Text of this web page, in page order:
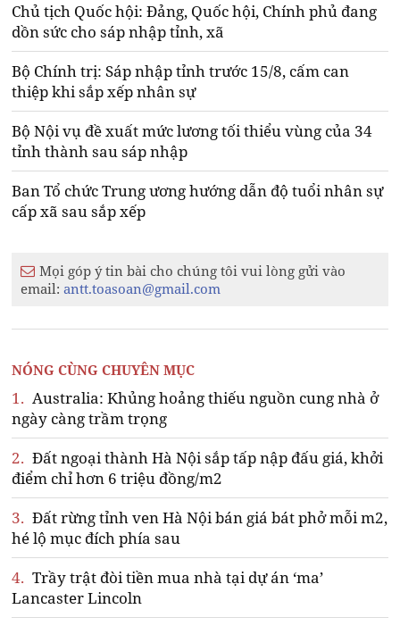
Chủ tịch Quốc hội: Đảng, Quốc hội, Chính phủ đang
dồn sức cho sáp nhập tỉnh, xã
Bộ Chính trị: Sáp nhập tỉnh trước 15/8, cấm can
thiệp khi sắp xếp nhân sự
Bộ Nội vụ đề xuất mức lương tối thiểu vùng của 34
tỉnh thành sau sáp nhập
Ban Tổ chức Trung ương hướng dẫn độ tuổi nhân sự
cấp xã sau sắp xếp
Mọi góp ý tin bài cho chúng tôi vui lòng gửi vào
email:antt.toasoan@gmail.com
NÓNG CÙNG CHUYÊN MỤC
1. Australia: Khủng hoảng thiếu nguồn cung nhà ở
ngày càng trầm trọng
2. Đất ngoại thành Hà Nội sắp tấp nập đấu giá, khởi
điểm chỉ hơn 6 triệu đồng/m2
3. Đất rừng tỉnh ven Hà Nội bán giá bát phở mỗi m2,
hé lộ mục đích phía sau
4. Trầy trật đòi tiền mua nhà tại dự án ‘ma’
Lancaster Lincoln